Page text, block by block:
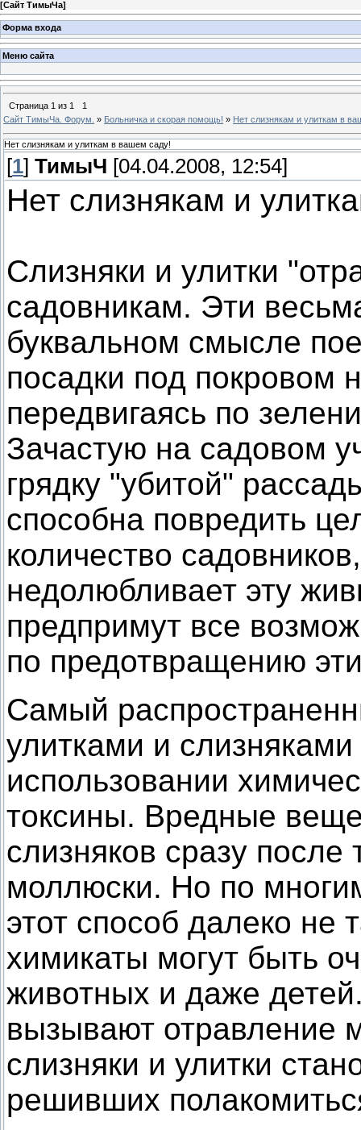
[Сайт ТимыЧа]
Форма входа
Меню сайта
Страница 1 из 1
1
Сайт ТимыЧа. Форум. » Больничка и скорая помощь! » Нет слизнякам и улиткам в
Нет слизнякам и улиткам в вашем саду!
[1] ТимыЧ [04.04.2008, 12:54]
Нет слизнякам и
Слизняки и улитки
садовникам. Эти
буквальном смысле
посадки под покровом
передвигаясь по
Зачастую на садовом
грядку "убитой"
способна повредить
количество
недолюбливает эту
предпримут все
по предотвращению
Самый
улитками и
использовании
токсины. Вредные
слизняков сразу после
моллюски. Но по
этот способ далеко не
химикаты могут быть
животных и даже
вызывают отравление
слизняки и улитки
решивших